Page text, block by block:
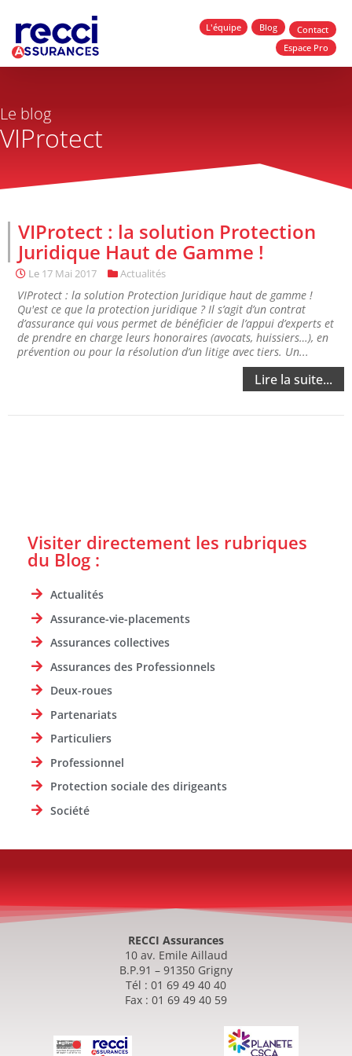
L'équipe Blog
Contact
Espace Pro
Le blog
VIProtect
VIProtect : la solution Protection
Juridique Haut de Gamme !
Le 17 Mai 2017 Actualités
VIProtect : la solution Protection Juridique haut de gamme !
Qu'est ce que la protection juridique ? Il s’agit d’un contrat
d’assurance qui vous permet de bénéficier de l’appui d’experts et
de prendre en charge leurs honoraires (avocats, huissiers…), en
prévention ou pour la résolution d’un litige avec tiers. Un...
Lire la suite...
Visiter directement les rubriques
du Blog :
Actualités
Assurance-vie-placements
Assurances collectives
Assurances des Professionnels
Deux-roues
Partenariats
Particuliers
Professionnel
Protection sociale des dirigeants
Société
RECCI Assurances
10 av. Emile Aillaud
B.P.91 – 91350 Grigny
Tél : 01 69 49 40 40
Fax : 01 69 49 40 59